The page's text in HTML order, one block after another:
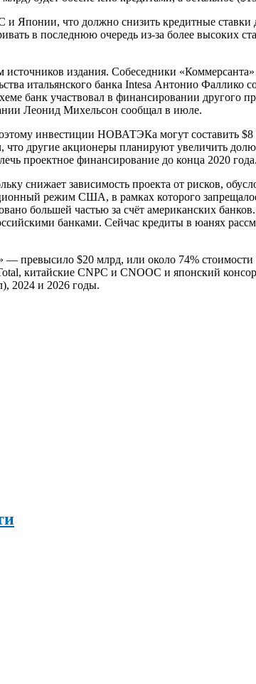
и Японии, что должно снизить кредитные
в последнюю очередь из-за более высоких
издания. Собеседники «Коммерсанта»
итальянского банка Intesa Антонио Фаллико
банк участвовал в финансировании
Леонид Михельсон сообщал в июле.
инвестиции НОВАТЭКа могут составить
другие акционеры планируют увеличить
проектное финансирование до конца 2020 года.
снижает зависимость проекта от рисков,
режим США, в рамках которого
большей частью за счёт американских
банками. Сейчас кредиты в юанях
$20 млрд, или около 74% стоимости
китайские CNPC и CNOOC и японский
2024 и 2026 годы.